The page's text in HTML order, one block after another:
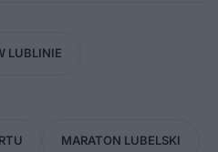
LUBLINIE
MARATON LUBELSKI